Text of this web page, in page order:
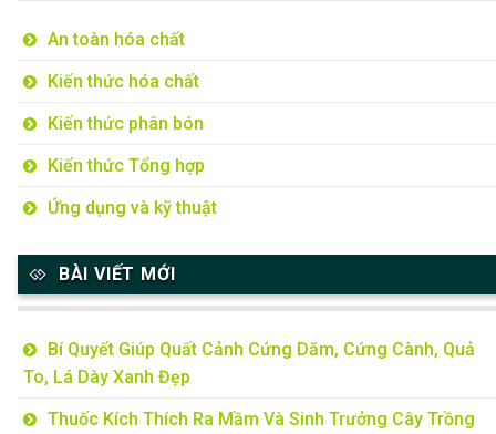
An toàn hóa chất
Kiến thức hóa chất
Kiến thức phân bón
Kiến thức Tổng hợp
Ứng dụng và kỹ thuật
BÀI VIẾT MỚI
Bí Quyết Giúp Quất Cảnh Cứng Dăm, Cứng Cành, Quả
To, Lá Dày Xanh Đẹp
Thuốc Kích Thích Ra Mầm Và Sinh Trưởng Cây Trồng